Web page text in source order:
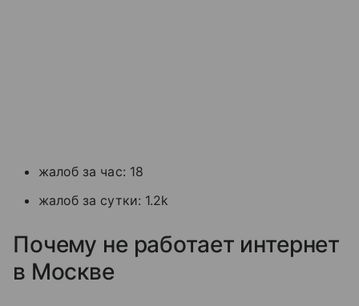
жалоб за час: 18
жалоб за сутки: 1.2k
Почему не работает интернет
в Москве